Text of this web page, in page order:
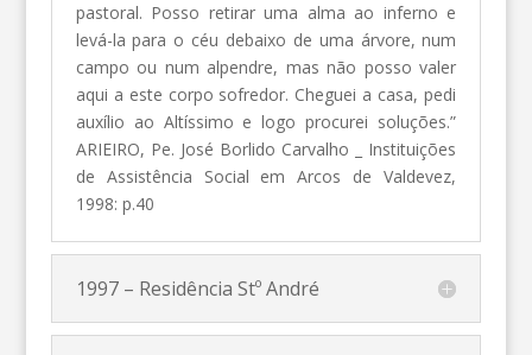
pastoral. Posso retirar uma alma ao inferno e
levá-la para o céu debaixo de uma árvore, num
campo ou num alpendre, mas não posso valer
aqui a este corpo sofredor. Cheguei a casa, pedi
auxílio ao Altíssimo e logo procurei soluções.”
ARIEIRO, Pe. José Borlido Carvalho _ Instituições
de Assistência Social em Arcos de Valdevez,
1998: p.40
1997 – Residência Stº André